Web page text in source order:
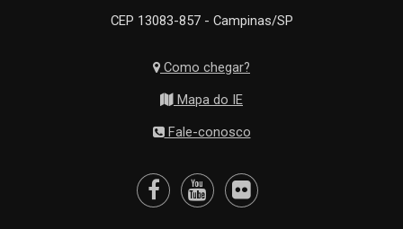
CEP 13083-857 - Campinas/SP
Como chegar?
Mapa do IE
Fale-conosco